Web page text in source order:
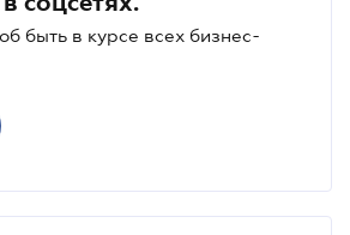
быть в курсе всех бизнес-